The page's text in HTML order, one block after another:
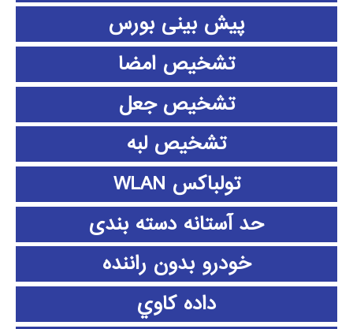
پیش بینی بورس
تشخیص امضا
تشخیص جعل
تشخیص لبه
تولباکس WLAN
حد آستانه دسته بندی
خودرو بدون راننده
داده كاوي